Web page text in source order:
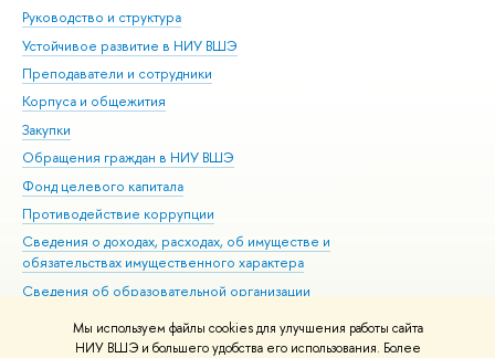
Мы используем файлы cookies для улучшения работы сайта
НИУ ВШЭ и большего удобства его использования. Более
Руководство и структура
Устойчивое развитие в НИУ ВШЭ
Преподаватели и сотрудники
Корпуса и общежития
Закупки
Обращения граждан в НИУ ВШЭ
Фонд целевого капитала
Противодействие коррупции
Сведения о доходах, расходах, об имуществе и
обязательствах имущественного характера
Сведения об образовательной организации
Людям с ограниченными возможностями здоровья
Единая платежная страница